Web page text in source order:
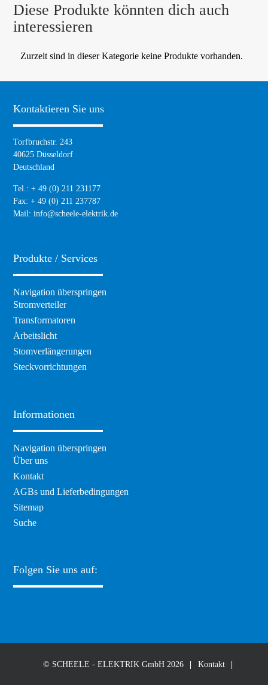
Diese Produkte könnten dich auch
interessieren
Zurzeit sind in dieser Kategorie keine Produkte vorhanden.
Kontaktieren Sie uns
Torfbruchstr. 243
40625 Düsseldorf
Deutschland
Tel.: + 49 (0) 211 231177
Fax: + 49 (0) 211 237787
Mail:info@scheele-elektrik.de
Produkte / Services
Navigation überspringen
Stromverteiler
Transformatoren
Arbeitslicht
Stomverlängerungen
Steckvorrichtungen
Informationen
Navigation überspringen
Über uns
Kontakt
AGBs und Lieferbedingungen
Sitemap
Suche
Folgen Sie uns auf:
© SCHEELE - ELEKTRIK GmbH 2026 Kontakt